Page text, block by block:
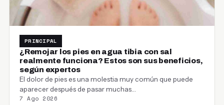
PRINCIPAL
¿Remojar los pies en agua tibia con sal
realmente funciona? Estos son sus beneficios,
según expertos
El dolor de pies es una molestia muy común que puede
aparecer después de pasar muchas…
7 Ago 2026